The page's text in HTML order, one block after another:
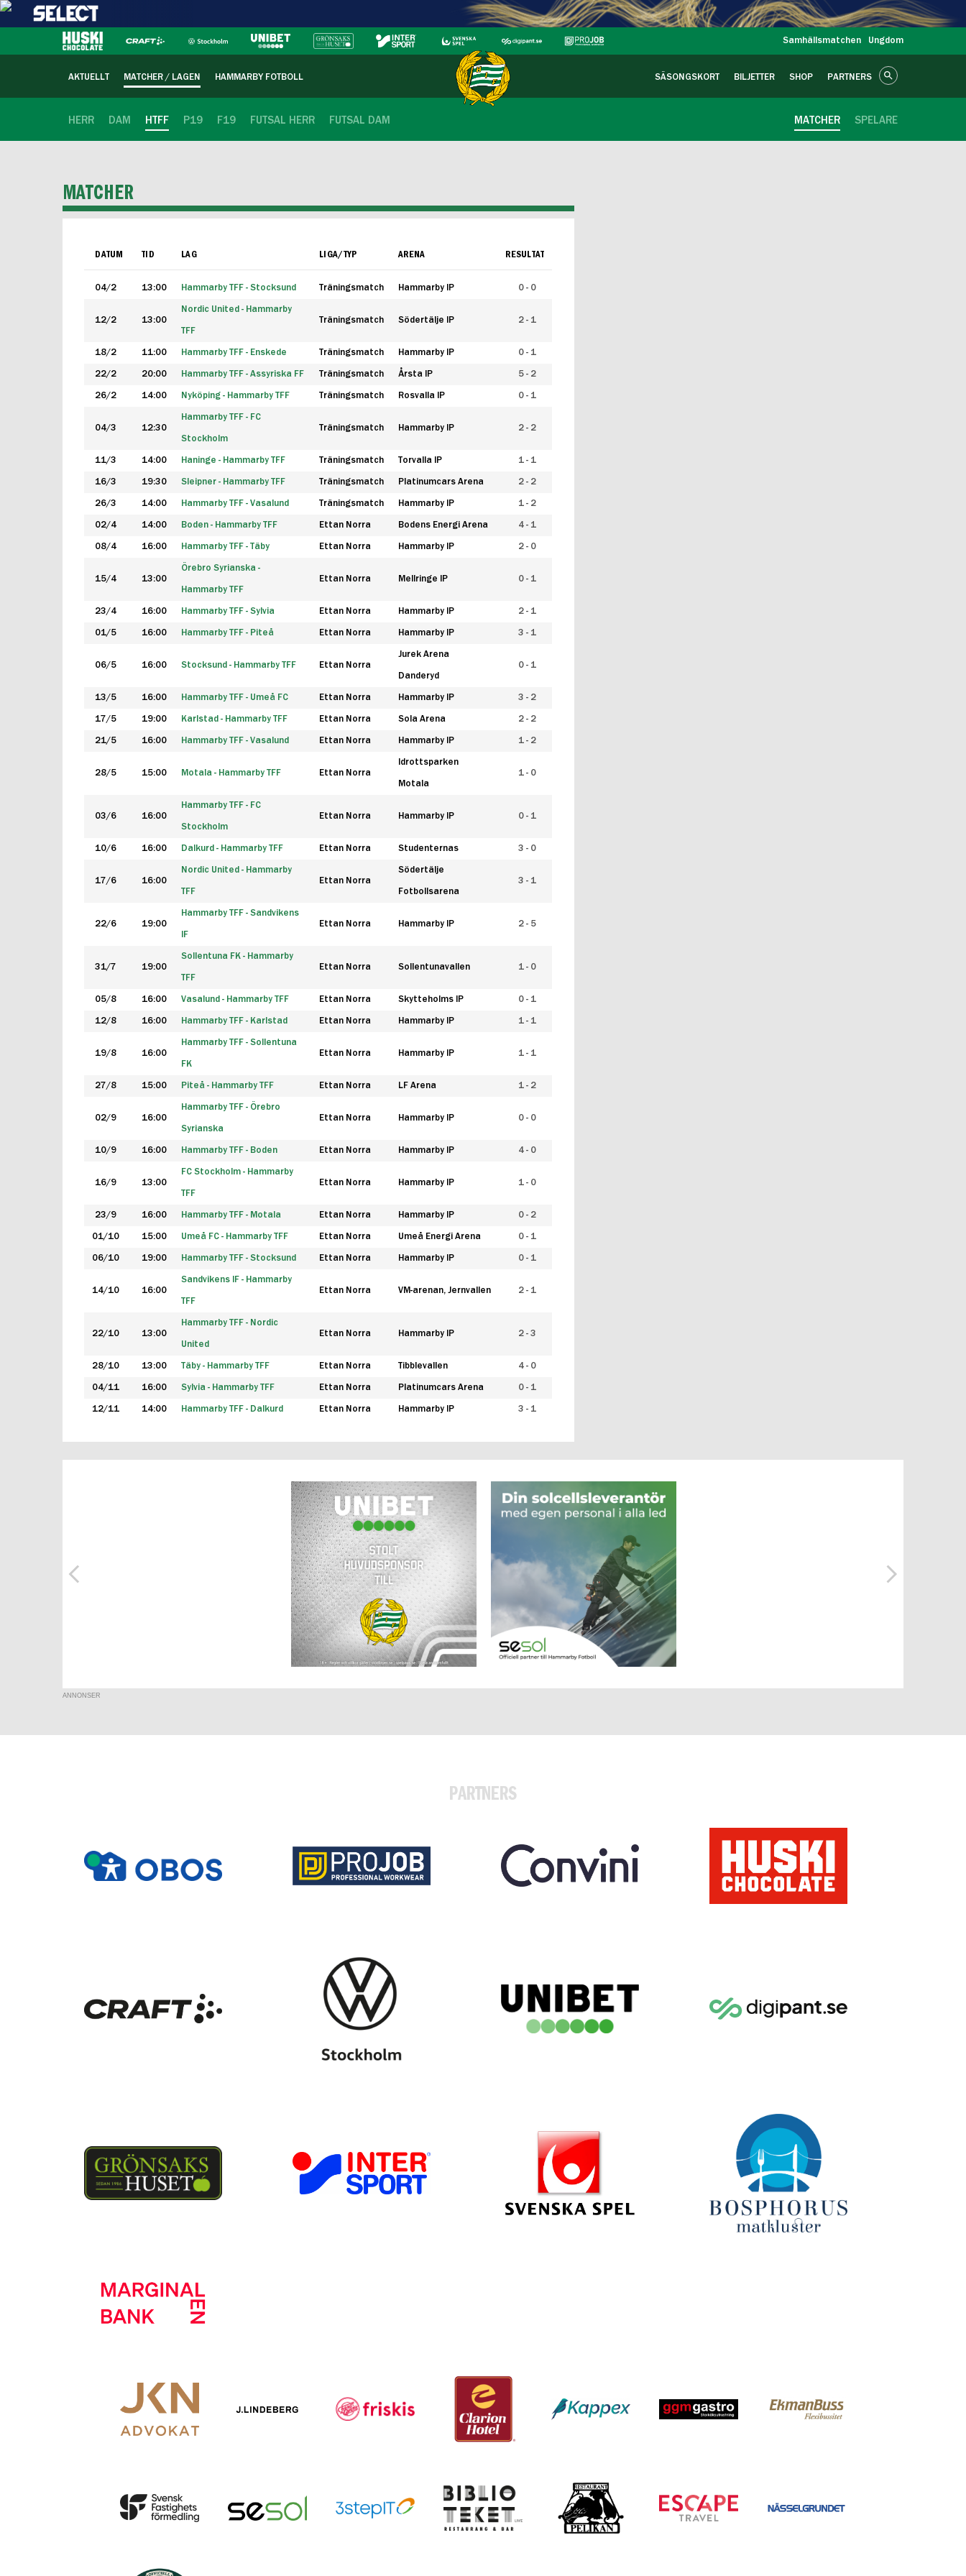
Samhällsmatchen Ungdom
AKTUELLT MATCHER / LAGEN HAMMARBY FOTBOLL SÄSONGSKORT BILJETTER SHOP PARTNERS
HERR DAM HTFF P19 F19 FUTSAL HERR FUTSAL DAM SPELARE
MATCHER
MATCHER
DATUM TID LAG LIGA/TYP ARENA RESULTAT
04/2 13:00 Hammarby TFF - Stocksund Träningsmatch Hammarby IP 0 - 0
12/2 13:00
Nordic United - Hammarby
TFF
Träningsmatch Södertälje IP 2 - 1
18/2 11:00 Hammarby TFF - Enskede Träningsmatch Hammarby IP 0 - 1
22/2 20:00 Hammarby TFF - Assyriska FF Träningsmatch Årsta IP 5 - 2
26/2 14:00 Nyköping - Hammarby TFF Träningsmatch Rosvalla IP 0 - 1
04/3 12:30
Hammarby TFF - FC
Stockholm
Träningsmatch Hammarby IP 2 - 2
11/3 14:00 Haninge - Hammarby TFF Träningsmatch Torvalla IP 1 - 1
16/3 19:30 Sleipner - Hammarby TFF Träningsmatch Platinumcars Arena 2 - 2
26/3 14:00 Hammarby TFF - Vasalund Träningsmatch Hammarby IP 1 - 2
02/4 14:00 Boden - Hammarby TFF Ettan Norra Bodens Energi Arena 4 - 1
08/4 16:00 Hammarby TFF - Täby Ettan Norra Hammarby IP 2 - 0
15/4 13:00
Örebro Syrianska -
Hammarby TFF
Ettan Norra Mellringe IP 0 - 1
23/4 16:00 Hammarby TFF - Sylvia Ettan Norra Hammarby IP 2 - 1
01/5 16:00 Hammarby TFF - Piteå Ettan Norra Hammarby IP 3 - 1
06/5 16:00 Stocksund - Hammarby TFF Ettan Norra
Jurek Arena
Danderyd
0 - 1
13/5 16:00 Hammarby TFF - Umeå FC Ettan Norra Hammarby IP 3 - 2
17/5 19:00 Karlstad - Hammarby TFF Ettan Norra Sola Arena 2 - 2
21/5 16:00 Hammarby TFF - Vasalund Ettan Norra Hammarby IP 1 - 2
28/5 15:00 Motala - Hammarby TFF Ettan Norra
Idrottsparken
Motala
1 - 0
03/6 16:00
Hammarby TFF - FC
Stockholm
Ettan Norra Hammarby IP 0 - 1
10/6 16:00 Dalkurd - Hammarby TFF Ettan Norra Studenternas 3 - 0
17/6 16:00
Nordic United - Hammarby
TFF
Ettan Norra
Södertälje
Fotbollsarena
3 - 1
22/6 19:00
Hammarby TFF - Sandvikens
IF
Ettan Norra Hammarby IP 2 - 5
31/7 19:00
Sollentuna FK - Hammarby
TFF
Ettan Norra Sollentunavallen 1 - 0
05/8 16:00 Vasalund - Hammarby TFF Ettan Norra Skytteholms IP 0 - 1
12/8 16:00 Hammarby TFF - Karlstad Ettan Norra Hammarby IP 1 - 1
19/8 16:00
Hammarby TFF - Sollentuna
FK
Ettan Norra Hammarby IP 1 - 1
27/8 15:00 Piteå - Hammarby TFF Ettan Norra LF Arena 1 - 2
02/9 16:00
Hammarby TFF - Örebro
Syrianska
Ettan Norra Hammarby IP 0 - 0
10/9 16:00 Hammarby TFF - Boden Ettan Norra Hammarby IP 4 - 0
16/9 13:00
FC Stockholm - Hammarby
TFF
Ettan Norra Hammarby IP 1 - 0
23/9 16:00 Hammarby TFF - Motala Ettan Norra Hammarby IP 0 - 2
01/10 15:00 Umeå FC - Hammarby TFF Ettan Norra Umeå Energi Arena 0 - 1
06/10 19:00 Hammarby TFF - Stocksund Ettan Norra Hammarby IP 0 - 1
14/10 16:00
Sandvikens IF - Hammarby
TFF
Ettan Norra VM-arenan, Jernvallen 2 - 1
22/10 13:00
Hammarby TFF - Nordic
United
Ettan Norra Hammarby IP 2 - 3
28/10 13:00 Täby - Hammarby TFF Ettan Norra Tibblevallen 4 - 0
04/11 16:00 Sylvia - Hammarby TFF Ettan Norra Platinumcars Arena 0 - 1
12/11 14:00 Hammarby TFF - Dalkurd Ettan Norra Hammarby IP 3 - 1
ANNONSER
PARTNERS